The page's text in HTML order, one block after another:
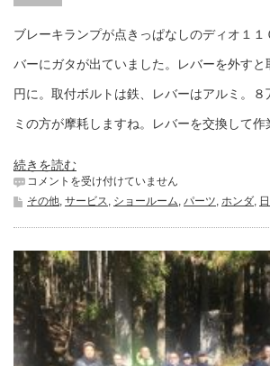
ブレーキランプが点きっぱなしのディオ１１
バーにガタが出ていました。レバーを外す
円に。取付ボルトは鉄、レバーはアルミ。
ミの方が摩耗しますね。レバーを交換して作
続きを読む
８
万
ロ
走
れ
ば
コメントを受け付けていません
その他, サービス, ショールーム, パーツ, ホンダ,